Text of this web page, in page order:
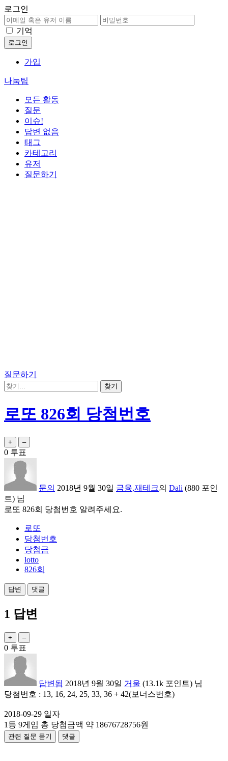
로그인
기억
가입
나눔팁
모든 활동
질문
이슈!
답변 없음
태그
카테고리
유저
질문하기
질문하기
로또 826회 당첨번호
0 투표
문의 2018년 9월 30일 금융,재테크의 Dali (880 포인
트) 님
로또 826회 당첨번호 알려주세요.
로또
당첨번호
당첨금
lotto
826회
1 답변
0 투표
답변됨 2018년 9월 30일 거울 (13.1k 포인트) 님
당첨번호 : 13, 16, 24, 25, 33, 36 + 42(보너스번호)
2018-09-29 일자
1등 9게임 총 당첨금액 약 18676728756원